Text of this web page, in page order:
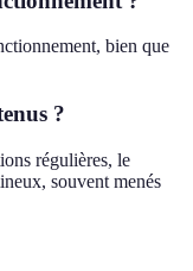
bien que
?
régulières, le
souvent menés